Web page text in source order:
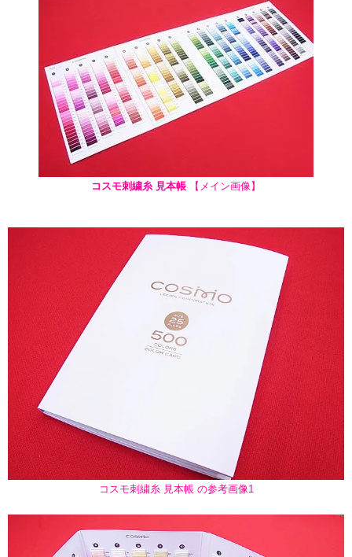
コスモ刺繍糸 見本帳 【メイン画像】
コスモ刺繍糸 見本帳 の参考画像1